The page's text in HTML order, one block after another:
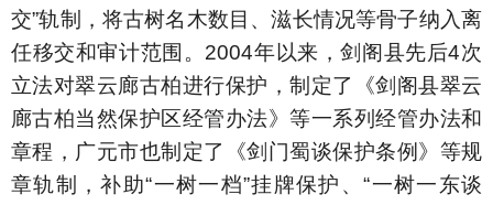
交”轨制，将古树名木数目、滋长情况等骨子纳入离
任移交和审计范围。2004年以来，剑阁县先后4次
立法对翠云廊古柏进行保护，制定了《剑阁县翠云
廊古柏当然保护区经管办法》等一系列经管办法和
章程，广元市也制定了《剑门蜀谈保护条例》等规
章轨制，补助“一树一档”挂牌保护、“一树一东谈